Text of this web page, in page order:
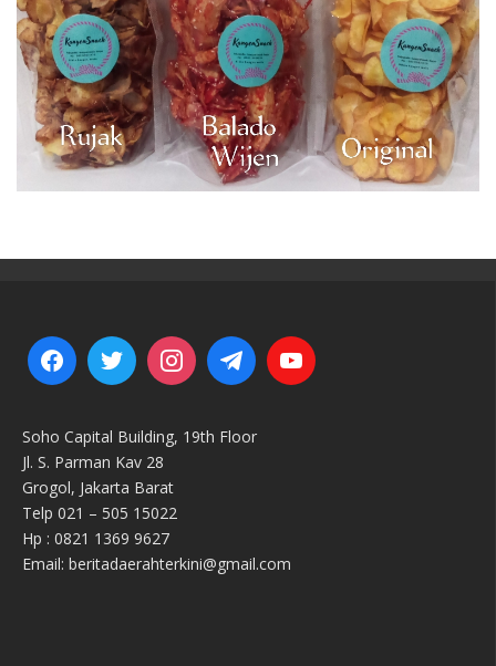
Soho Capital Building, 19th Floor
Jl. S. Parman Kav 28
Grogol, Jakarta Barat
Telp 021 – 505 15022
Hp : 0821 1369 9627
Email: beritadaerahterkini@gmail.com